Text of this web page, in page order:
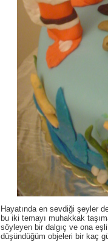
Hayatında en sevdiği şeyler
bu iki temayı muhakkak
söyleyen bir dalgıç ve ona
düşündüğüm objeleri bir kaç